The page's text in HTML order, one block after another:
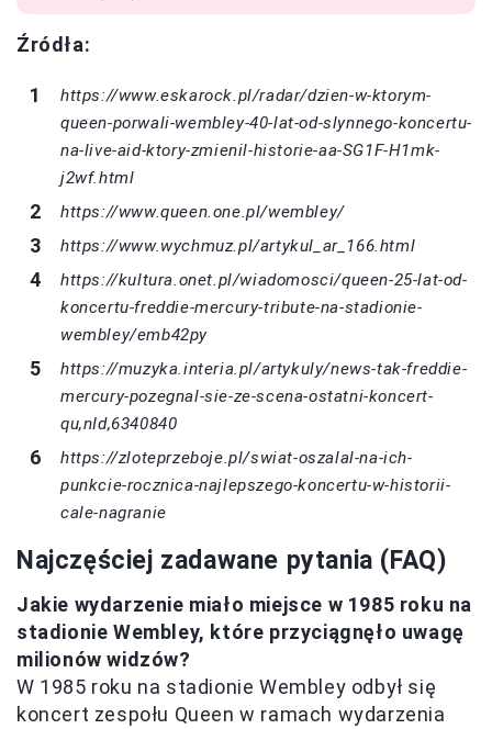
Źródła:
https://www.eskarock.pl/radar/dzien-w-ktorym-
queen-porwali-wembley-40-lat-od-slynnego-koncertu-
na-live-aid-ktory-zmienil-historie-aa-SG1F-H1mk-
j2wf.html
https://www.queen.one.pl/wembley/
https://www.wychmuz.pl/artykul_ar_166.html
https://kultura.onet.pl/wiadomosci/queen-25-lat-od-
koncertu-freddie-mercury-tribute-na-stadionie-
wembley/emb42py
https://muzyka.interia.pl/artykuly/news-tak-freddie-
mercury-pozegnal-sie-ze-scena-ostatni-koncert-
qu,nId,6340840
https://zloteprzeboje.pl/swiat-oszalal-na-ich-
punkcie-rocznica-najlepszego-koncertu-w-historii-
cale-nagranie
Najczęściej zadawane pytania (FAQ)
Jakie wydarzenie miało miejsce w 1985 roku na
stadionie Wembley, które przyciągnęło uwagę
milionów widzów?
W 1985 roku na stadionie Wembley odbył się
koncert zespołu Queen w ramach wydarzenia